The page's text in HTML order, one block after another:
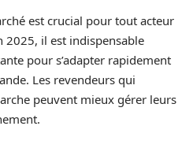
est crucial pour tout acteur
2025, il est indispensable
pour s’adapter rapidement
Les revendeurs qui
peuvent mieux gérer leurs